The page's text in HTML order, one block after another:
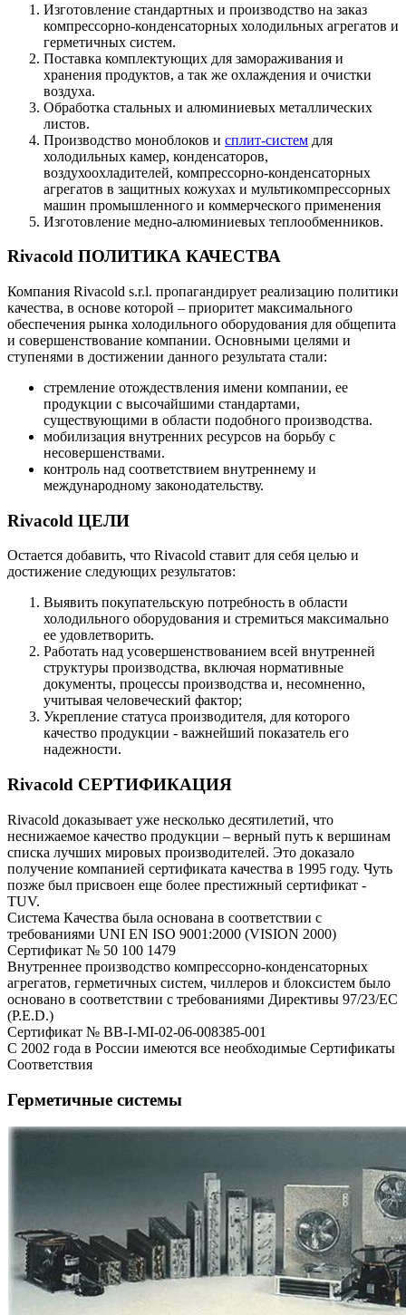
Изготовление стандартных и производство на заказ
компрессорно-конденсаторных холодильных агрегатов и
герметичных систем.
Поставка комплектующих для замораживания и
хранения продуктов, а так же охлаждения и очистки
воздуха.
Обработка стальных и алюминиевых металлических
листов.
Производство моноблоков и сплит-систем для
холодильных камер, конденсаторов,
воздухоохладителей, компрессорно-конденсаторных
агрегатов в защитных кожухах и мультикомпрессорных
машин промышленного и коммерческого применения
Изготовление медно-алюминиевых теплообменников.
Rivacold ПОЛИТИКА КАЧЕСТВА
Компания Rivacold s.r.l. пропагандирует реализацию политики
качества, в основе которой – приоритет максимального
обеспечения рынка холодильного оборудования для общепита
и совершенствование компании. Основными целями и
ступенями в достижении данного результата стали:
стремление отождествления имени компании, ее
продукции с высочайшими стандартами,
существующими в области подобного производства.
мобилизация внутренних ресурсов на борьбу с
несовершенствами.
контроль над соответствием внутреннему и
международному законодательству.
Rivacold ЦЕЛИ
Остается добавить, что Rivacold ставит для себя целью и
достижение следующих результатов:
Выявить покупательскую потребность в области
холодильного оборудования и стремиться максимально
ее удовлетворить.
Работать над усовершенствованием всей внутренней
структуры производства, включая нормативные
документы, процессы производства и, несомненно,
учитывая человеческий фактор;
Укрепление статуса производителя, для которого
качество продукции - важнейший показатель его
надежности.
Rivacold СЕРТИФИКАЦИЯ
Rivacold доказывает уже несколько десятилетий, что
неснижаемое качество продукции – верный путь к вершинам
списка лучших мировых производителей. Это доказало
получение компанией сертификата качества в 1995 году. Чуть
позже был присвоен еще более престижный сертификат -
TUV.
Система Качества была основана в соответствии с
требованиями UNI EN ISO 9001:2000 (VISION 2000)
Сертификат № 50 100 1479
Внутреннее производство компрессорно-конденсаторных
агрегатов, герметичных систем, чиллеров и блоксистем было
основано в соответствии с требованиями Директивы 97/23/EC
(P.E.D.)
Сертификат № BB-I-MI-02-06-008385-001
С 2002 года в России имеются все необходимые Сертификаты
Соответствия
Герметичные системы